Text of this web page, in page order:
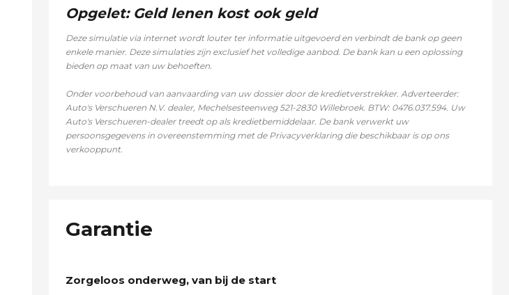
Opgelet: Geld lenen kost ook geld
Deze simulatie via internet wordt louter ter informatie uitgevoerd en verbindt de bank op geen
enkele manier. Deze simulaties zijn exclusief het volledige aanbod. De bank kan u een oplossing
bieden op maat van uw behoeften.
Onder voorbehoud van aanvaarding van uw dossier door de kredietverstrekker. Adverteerder:
Auto's Verschueren N.V. dealer, Mechelsesteenweg 521-2830 Willebroek. BTW: 0476.037.594. Uw
Auto's Verschueren-dealer treedt op als kredietbemiddelaar. De bank verwerkt uw
persoonsgegevens in overeenstemming met de Privacyverklaring die beschikbaar is op ons
verkooppunt.
Garantie
Zorgeloos onderweg, van bij de start